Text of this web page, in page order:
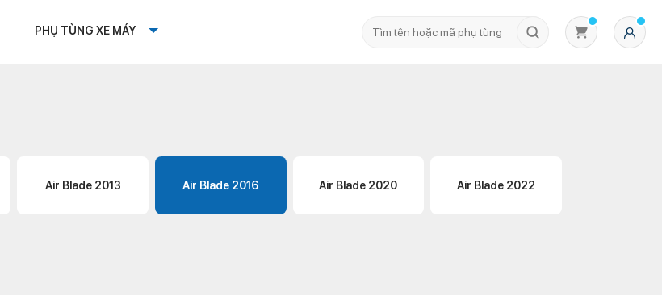
PHỤ TÙNG XE MÁY
Air Blade 2013 Air Blade 2016 Air Blade 2020 Air Blade 2022